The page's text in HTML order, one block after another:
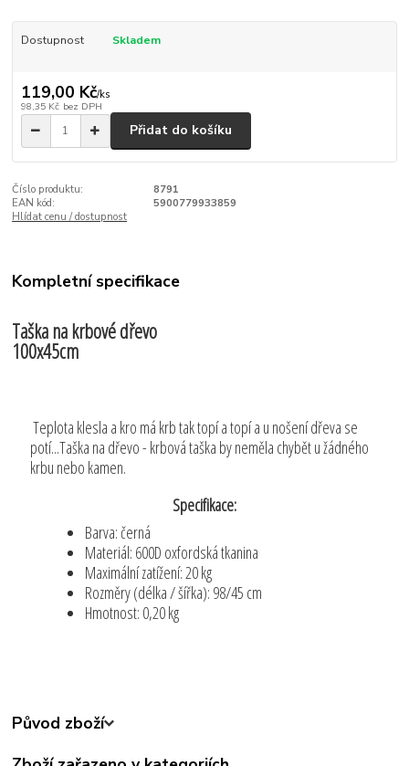
Dostupnost Skladem
119,00 Kč/ks
98,35 Kč bez DPH
Přidat do košíku
Číslo produktu:
8791
EAN kód:
5900779933859
Hlídat cenu / dostupnost
Kompletní specifikace
Taška na krbové dřevo
100x45cm
Teplota klesla a kro má krb tak topí a topí a u nošení dřeva se
potí...Taška na dřevo - krbová taška by neměla chybět u žádného
krbu nebo kamen.
Specifikace:
Barva: černá
Materiál: 600D oxfordská tkanina
Maximální zatížení: 20 kg
Rozměry (délka / šířka): 98/45 cm
Hmotnost: 0,20 kg
Původ zboží